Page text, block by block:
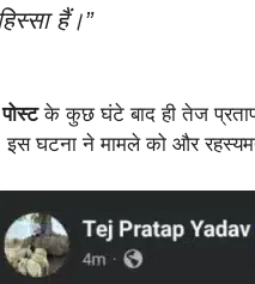
हैं।”
के कुछ घंटे बाद ही तेज
घटना ने मामले को और